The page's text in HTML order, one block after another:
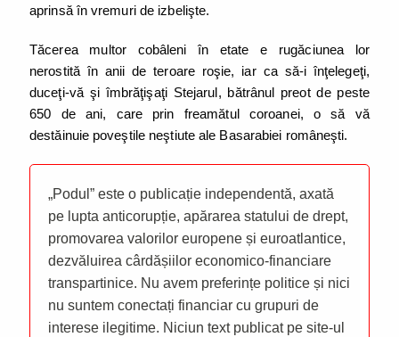
aprinsă în vremuri de izbelişte.
Tăcerea multor cobâleni în etate e rugăciunea lor
nerostită în anii de teroare roşie, iar ca să-i înţelegeţi,
duceţi-vă şi îmbrăţişaţi Stejarul, bătrânul preot de peste
650 de ani, care prin freamătul coroanei, o să vă
destăinuie poveştile neştiute ale Basarabiei româneşti.
„Podul” este o publicație independentă, axată
pe lupta anticorupție, apărarea statului de drept,
promovarea valorilor europene și euroatlantice,
dezvăluirea cârdășiilor economico-financiare
transpartinice. Nu avem preferințe politice și nici
nu suntem conectați financiar cu grupuri de
interese ilegitime. Niciun text publicat pe site-ul